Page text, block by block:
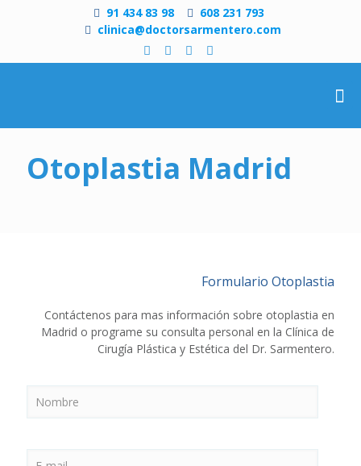
91 434 83 98
608 231 793
clinica@doctorsarmentero.com
Otoplastia Madrid
Formulario Otoplastia
Contáctenos para mas información sobre otoplastia en
Madrid o programe su consulta personal en la Clínica de
Cirugía Plástica y Estética del Dr. Sarmentero.